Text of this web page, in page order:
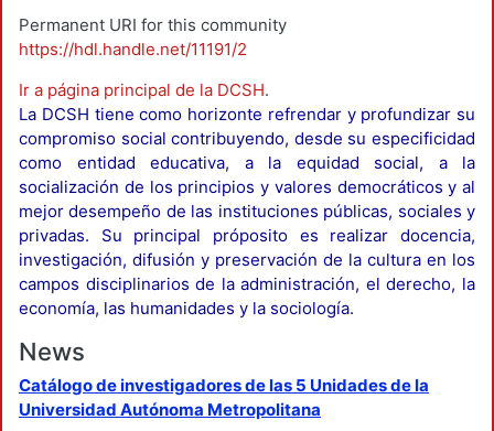
Permanent URI for this community
https://hdl.handle.net/11191/2
Ir a página principal de la DCSH.
La DCSH tiene como horizonte refrendar y profundizar su
compromiso social contribuyendo, desde su especificidad
como entidad educativa, a la equidad social, a la
socialización de los principios y valores democráticos y al
mejor desempeño de las instituciones públicas, sociales y
privadas. Su principal próposito es realizar docencia,
investigación, difusión y preservación de la cultura en los
campos disciplinarios de la administración, el derecho, la
economía, las humanidades y la sociología.
News
Catálogo de investigadores de las 5 Unidades de la
Universidad Autónoma Metropolitana